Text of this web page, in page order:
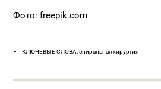
Фото: freepik.com
КЛЮЧЕВЫЕ СЛОВА: спиральная хирургия